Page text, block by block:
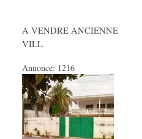
A VENDRE ANCIENNE
VILL
Annonce: 1216